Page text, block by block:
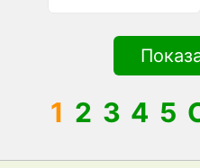
1 2 3 4 5